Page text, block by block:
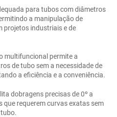
para tubos com diâmetros
a manipulação de
projetos industriais e de
multifuncional permite a
de tubo sem a necessidade de
a eficiência e a conveniência.
dobragens precisas de 0º a
que requerem curvas exatas sem